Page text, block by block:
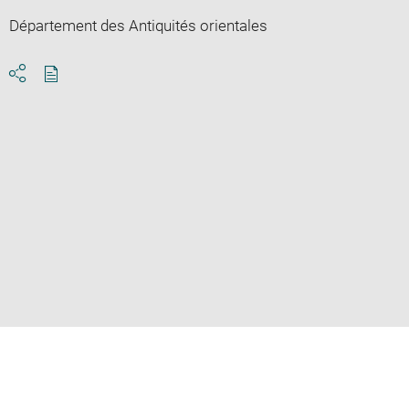
Département des Antiquités orientales